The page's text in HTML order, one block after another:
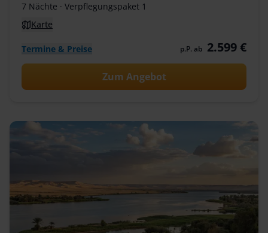
7 Nächte · Verpflegungspaket 1
Karte
Termine & Preise p.P. ab 2.599 €
Zum Angebot